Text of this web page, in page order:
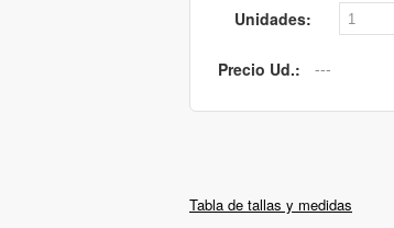
Unidades:
Precio Ud.:
Tabla de tallas y medidas